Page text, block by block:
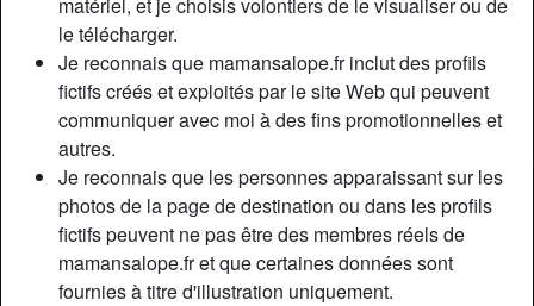
le télécharger.
Je reconnais que mamansalope.fr inclut des profils
fictifs créés et exploités par le site Web qui peuvent
communiquer avec moi à des fins promotionnelles et
autres.
Je reconnais que les personnes apparaissant sur les
photos de la page de destination ou dans les profils
fictifs peuvent ne pas être des membres réels de
mamansalope.fr et que certaines données sont
fournies à titre d'illustration uniquement.
Relation:
Taille:
163 cm
Épilé(e):
Oui
Fumeur(euse):
Non
Description
Salut ! Je suis comme beaucoup ici je recherche un plan
cul, sans prise de tête ! Célibataire depuis 2 ans, j’aime
bien ma vie, je baise quand j’en ai envie et je m’amuse